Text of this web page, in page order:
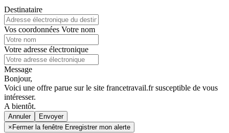
Destinataire
Vos coordonnées Votre nom
Votre adresse électronique
Message
Bonjour,
Voici une offre parue sur le site francetravail.fr susceptible de vous
intéresser.
A bientôt.
Annuler
× Fermer la fenêtre Enregistrer mon alerte